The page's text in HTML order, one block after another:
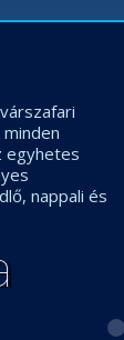
egyhetes
nappali és